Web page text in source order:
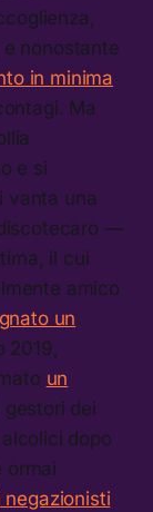
, e nonostante
in minima
Ma
e si
vanta una
—
il cui
amico
un
2019,
un
dei
dopo
ormai
negazionisti